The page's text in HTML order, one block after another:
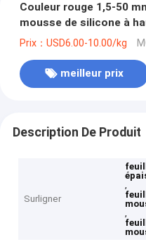
Couleur rouge 1,5-50
mousse de silicone à
cellule fermée
Prix：USD6.00-10.00/kg
meilleur prix
Description De Produit
Surligner
,
,